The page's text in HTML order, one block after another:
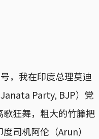
，我在印度总理莫迪
Party, BJP）党
狂舞，粗大的竹籐把
司机阿伦（Arun）